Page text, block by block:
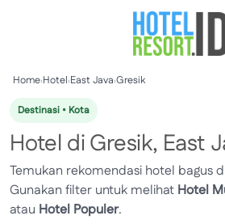
Home›Hotel›East Java›Gresik
Destinasi • Kota
Hotel di Gresik, East
Temukan rekomendasi hotel bagus
Gunakan filter untuk melihat Hotel
atau Hotel Populer.